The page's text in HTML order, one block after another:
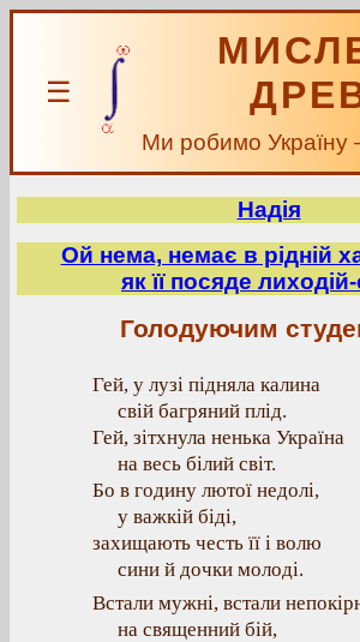
☰
Ми робимо Україну
Надія
Ой нема, немає в рідній
як її посяде
Голодуючим
Гей, у лузі підняла калина
свій багряний плід.
Гей, зітхнула ненька Україна
на весь білий світ.
Бо в годину лютої недолі,
у важкій біді,
захищають честь її і волю
сини й дочки молоді.
Встали мужні, встали
на священний бій,